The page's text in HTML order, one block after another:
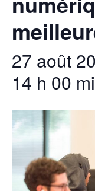
27 août
14 h 00